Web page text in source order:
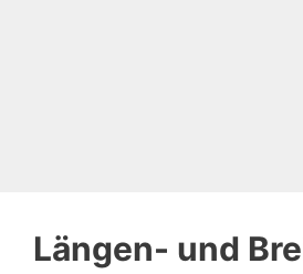
Längen- und